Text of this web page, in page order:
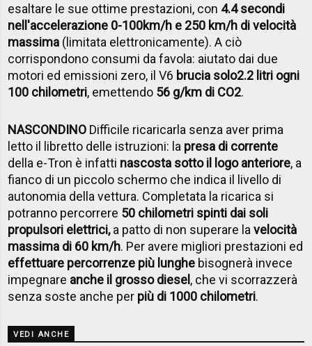
esaltare le sue ottime prestazioni, con 4.4 secondi
nell'accelerazione 0-100km/h e 250 km/h di velocità
massima (limitata elettronicamente). A ciò
corrispondono consumi da favola: aiutato dai due
motori ed emissioni zero, il V6 brucia solo2.2 litri ogni
100 chilometri, emettendo 56 g/km di CO2.
NASCONDINO Difficile ricaricarla senza aver prima
letto il libretto delle istruzioni: la presa di corrente
della e-Tron è infatti nascosta sotto il logo anteriore, a
fianco di un piccolo schermo che indica il livello di
autonomia della vettura. Completata la ricarica si
potranno percorrere 50 chilometri spinti dai soli
propulsori elettrici,a patto di non superare lavelocità
massima di 60 km/h. Per avere migliori prestazioni ed
effettuare percorrenze più lunghe bisognerà invece
impegnare anche il grosso diesel, che vi scorrazzerà
senza soste anche per più di 1000 chilometri.
VEDI ANCHE